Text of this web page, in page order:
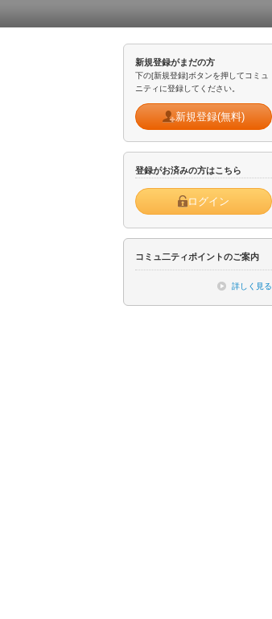
新規登録がまだの方
下の[新規登録]ボタンを押してコミュ
ニティに登録してください。
新規登録(無料)
登録がお済みの方はこちら
ログイン
コミュ二ティポイントのご案内
詳しく見る